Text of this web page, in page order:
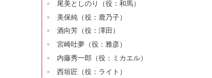
尾美としのり（役：和馬）
美保純（役：鹿乃子）
酒向芳（役：澤田）
宮崎吐夢（役：雅彦）
内藤秀一郎（役：ミカエル）
西垣匠（役：ライト）